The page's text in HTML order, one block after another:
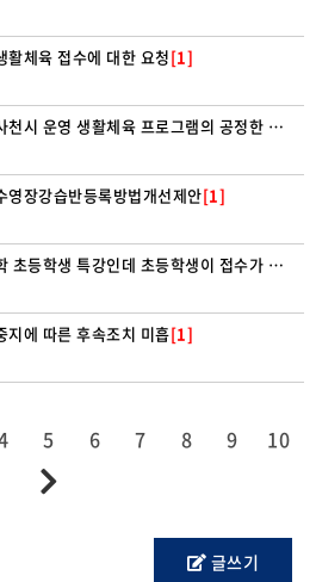
활체육 접수에 대한 요청[1]
시 운영 생활체육 프로그램의 공정한 참여 기회 보장을 위한 모집 방식 개선 요청
영장강습반등록방법개선제안[1]
등학생 특강인데 초등학생이 접수가 안된다?!
지에 따른 후속조치 미흡[1]
5 6 7 8 9 10
글쓰기